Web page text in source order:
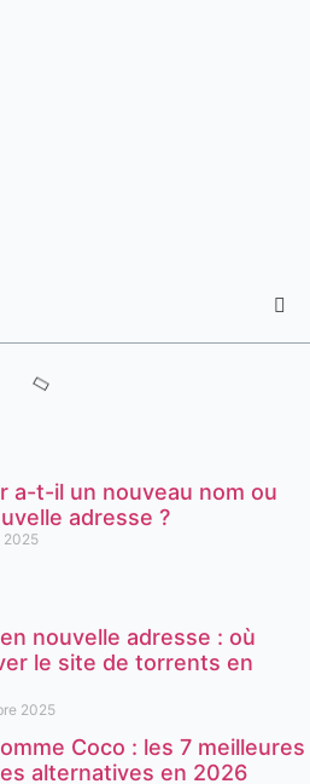
a-t-il un nouveau nom ou
adresse ?
2025
nouvelle adresse : où
le site de torrents en
2025
Coco : les 7 meilleures
alternatives en 2026